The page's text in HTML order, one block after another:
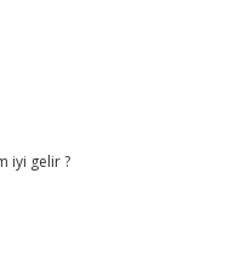
iyi gelir ?